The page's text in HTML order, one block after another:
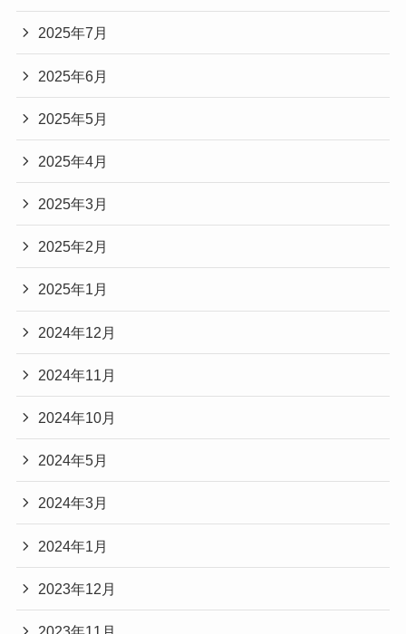
2025年7月
2025年6月
2025年5月
2025年4月
2025年3月
2025年2月
2025年1月
2024年12月
2024年11月
2024年10月
2024年5月
2024年3月
2024年1月
2023年12月